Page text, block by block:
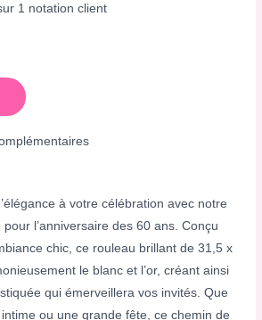
1 notation client
à votre célébration avec notre
l’anniversaire des 60 ans. Conçu
chic, ce rouleau brillant de 31,5 x
le blanc et l’or, créant ainsi
qui émerveillera vos invités. Que
ou une grande fête, ce chemin de